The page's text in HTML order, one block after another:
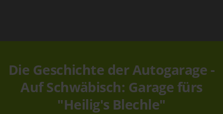
Die Geschichte der Autogarage -
Auf Schwäbisch: Garage fürs
"Heilig's Blechle"